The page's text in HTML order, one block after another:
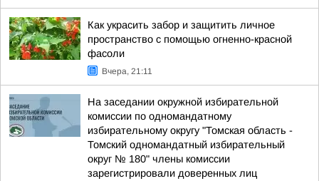
Как украсить забор и защитить личное
пространство с помощью огненно-красной
фасоли
Вчера, 21:11
На заседании окружной избирательной
комиссии по одномандатному
избирательному округу "Томская область -
Томский одномандатный избирательный
округ № 180" члены комиссии
зарегистрировали доверенных лиц